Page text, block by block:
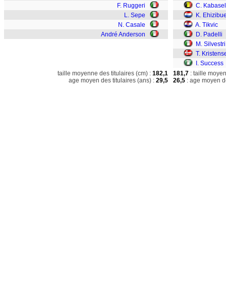
F. Ruggeri
L. Sepe
N. Casale
André Anderson
C.
K.
A. Tikvic
D. Padelli
M. Silvestri
T.
I. Success
taille moyenne des titulaires (cm) : 182,1
age moyen des titulaires (ans) : 29,5
181,7 : taille
26,5 : age moyen